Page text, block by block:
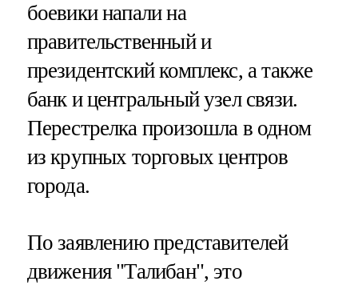
боевики напали на
правительственный и
президентский комплекс, а также
банк и центральный узел связи.
Перестрелка произошла в одном
из крупных торговых центров
города.
По заявлению представителей
движения "Талибан", это